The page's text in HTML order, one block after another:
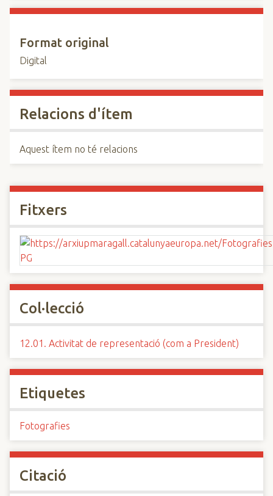
Format original
Digital
Relacions d'ítem
Aquest ítem no té relacions
Fitxers
Col·lecció
12.01. Activitat de representació (com a President)
Etiquetes
Fotografies
Citació